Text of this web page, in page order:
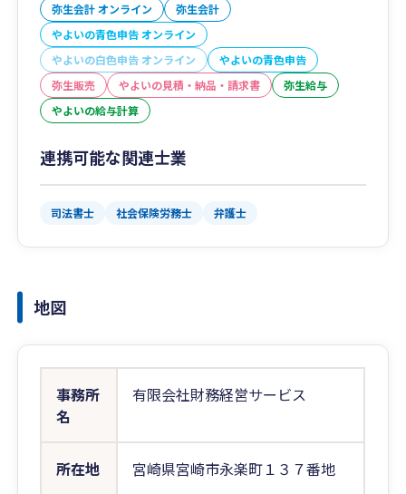
弥生会計 オンライン
弥生会計
やよいの青色申告 オンライン
やよいの白色申告 オンライン
やよいの青色申告
弥生販売
やよいの見積・納品・請求書
弥生給与
やよいの給与計算
連携可能な関連士業
司法書士 社会保険労務士 弁護士
地図
事務所
名
有限会社財務経営サービス
所在地 宮崎県宮崎市永楽町１３７番地